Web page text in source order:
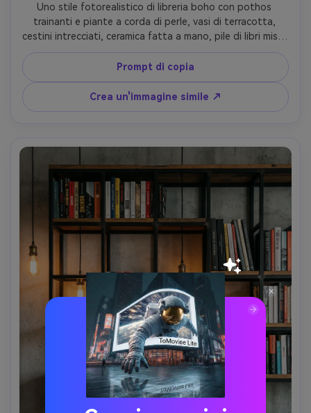
Uno stile fotorealistico di libreria boho con pothos
trainanti e piante a corda di perle, vasi di terracotta,
cestini intrecciati, ceramica fatta a mano, pile di libri misti,
stanza illuminata dal sole con luce macchiata, scattato su
Sony A7R V 35mm f/2.0, composizione naturale e sincera,
verdi vibranti, trame realistiche, fotografia di interni di
stile di vita- -ar 4:5
Prompt di copia
Crea un'immagine simile ↗